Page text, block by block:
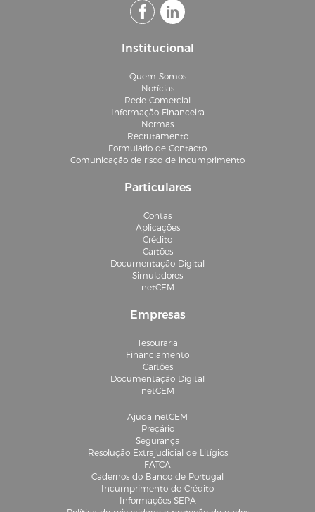
Institucional
Quem Somos
Notícias
Rede Comercial
Informação Financeira
Normas
Recrutamento
Formulário de Contacto
Comunicação de risco de incumprimento
Particulares
Contas
Aplicações
Crédito
Cartões
Documentação Digital
Simuladores
netCEM
Empresas
Tesouraria
Financiamento
Cartões
Documentação Digital
netCEM
Ajuda netCEM
Preçário
Segurança
Resolução Extrajudicial de Litígios
FATCA
Cadernos do Banco de Portugal
Incumprimento de Crédito
Informações SEPA